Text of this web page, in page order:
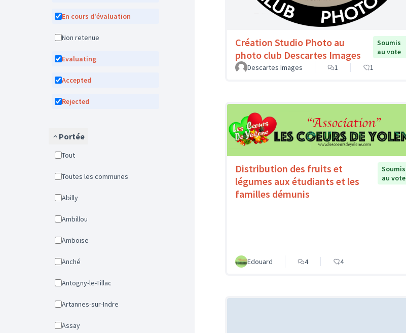
En cours d'évaluation
Non retenue
Evaluating
Accepted
Rejected
Portée
Tout
Toutes les communes
Abilly
Ambillou
Amboise
Anché
Antogny-le-Tillac
Artannes-sur-Indre
Assay
Création Studio Photo au
photo club Descartes Images
Soumis
au vote
Descartes Images
1 1
Distribution des fruits et
légumes aux étudiants et les
familles démunis
Soumis
au vote
Edouard 4 4